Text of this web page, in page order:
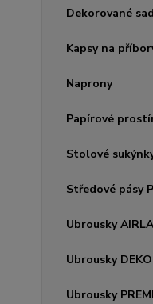
Dekorované
Kapsy na
Naprony
Papírové
Stolové
Středové pásy
Ubrousky
Ubrousky
Ubrousky